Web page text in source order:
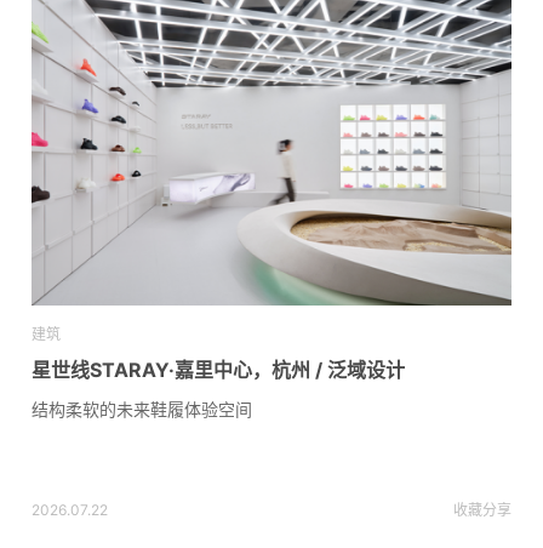
建筑
星世线STARAY·嘉里中心，杭州 / 泛域设计
结构柔软的未来鞋履体验空间
2026.07.22 收藏分享